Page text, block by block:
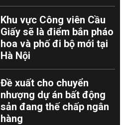
Khu vực Công viên Cầu
Giấy sẽ là điểm bắn pháo
hoa và phố đi bộ mới tại
Hà Nội
Đề xuất cho chuyển
nhượng dự án bất động
sản đang thế chấp ngân
hàng